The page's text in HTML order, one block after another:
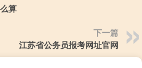
算
下一篇
江苏省公务员报考网址官网